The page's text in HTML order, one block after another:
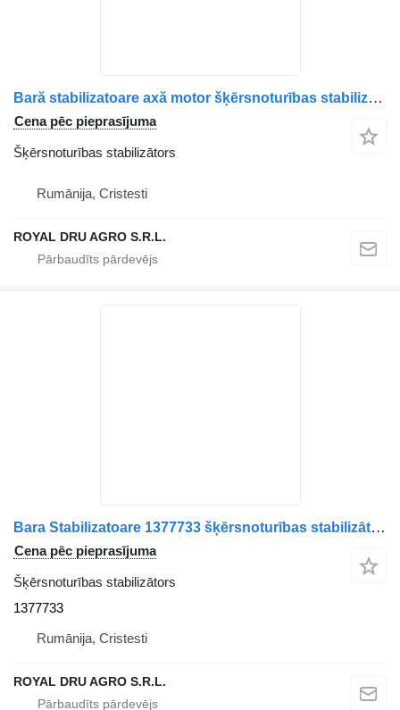
Bară stabilizatoare axă motor šķērsnoturības stabilizātors paredzēts MAN – coduri: 81437156105, 81437150150, 81437156100 kravas automašīnas
Cena pēc pieprasījuma
Šķērsnoturības stabilizātors
Rumānija, Cristesti
ROYAL DRU AGRO S.R.L.
Bara Stabilizatoare 1377733 šķērsnoturības stabilizātors paredzēts AXA Motor Scania 13677 kravas automašīnas
Cena pēc pieprasījuma
Šķērsnoturības stabilizātors
1377733
Rumānija, Cristesti
ROYAL DRU AGRO S.R.L.